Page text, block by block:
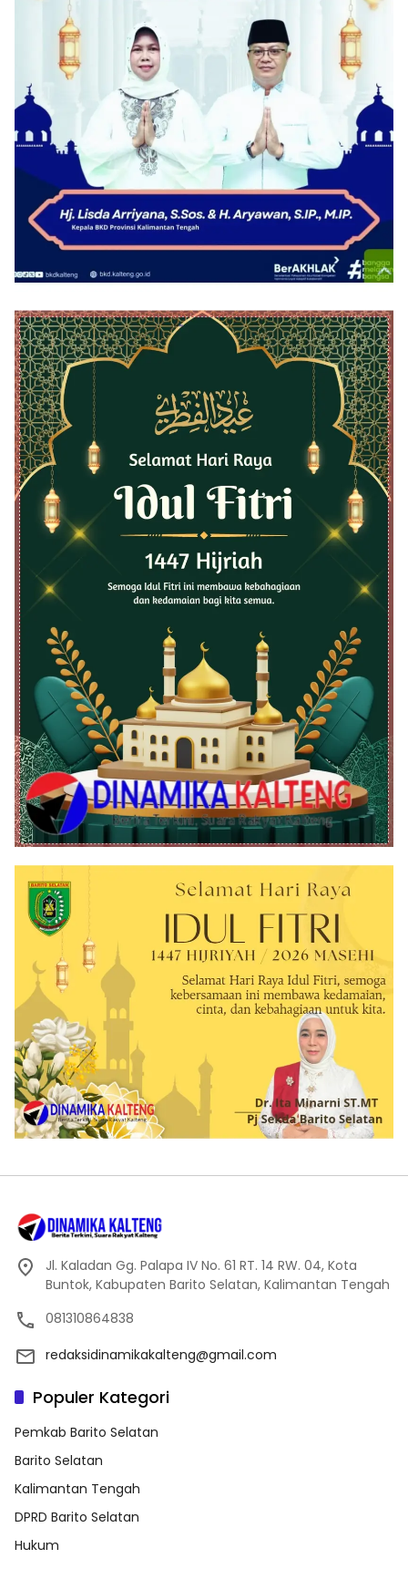
Jl. Kaladan Gg. Palapa IV No. 61 RT. 14 RW. 04, Kota
Buntok, Kabupaten Barito Selatan, Kalimantan Tengah
081310864838
redaksidinamikakalteng@gmail.com
Populer Kategori
Pemkab Barito Selatan
Barito Selatan
Kalimantan Tengah
DPRD Barito Selatan
Hukum